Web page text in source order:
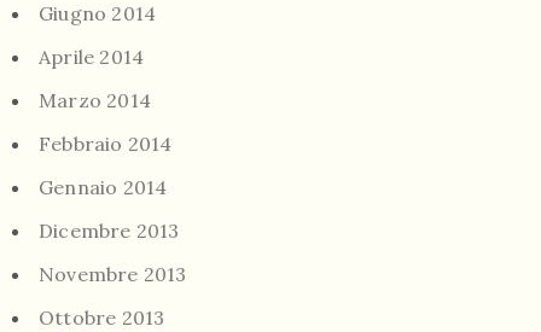
Giugno 2014
Aprile 2014
Marzo 2014
Febbraio 2014
Gennaio 2014
Dicembre 2013
Novembre 2013
Ottobre 2013